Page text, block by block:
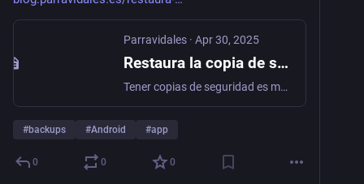
Parravidales · Apr 30, 2025
Restaura la copia de seguridad de una aplicación en Android
Tener copias de seguridad es más que recomendable, eso lo sabemos todos. Pero de poco nos sirve si luego no somos capaces de restaurarlas cuando hace falta. Aquí te enseño cómo.
#backups #Android #app
0 0 0